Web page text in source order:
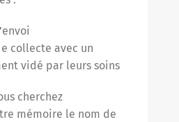
collecte avec un
vidé par leurs soins
cherchez
mémoire le nom de